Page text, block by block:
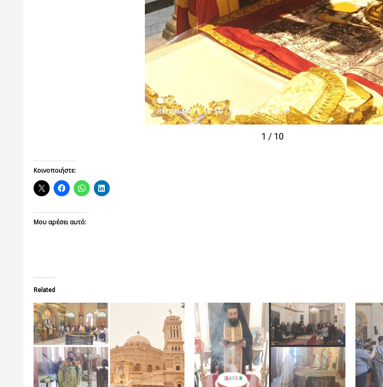
1 / 10
Κοινοποιήστε:
Μου αρέσει αυτό:
Related